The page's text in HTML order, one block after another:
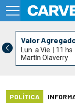
Valor
Lun. a Vie. | 11 hs
Martín Olaverry
POLÍTICA